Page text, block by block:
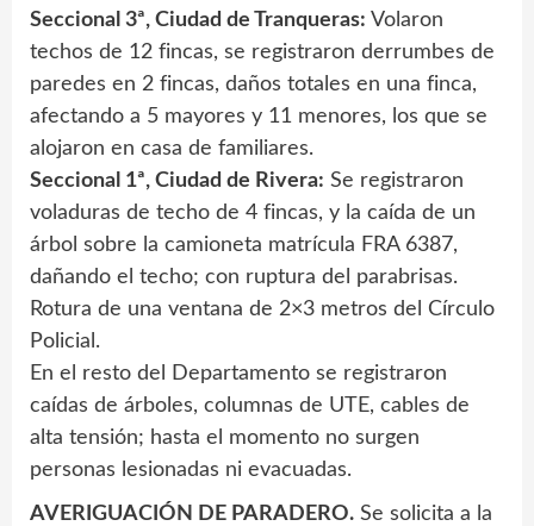
Seccional 3ª, Ciudad de Tranqueras: Volaron
techos de 12 fincas, se registraron derrumbes de
paredes en 2 fincas, daños totales en una finca,
afectando a 5 mayores y 11 menores, los que se
alojaron en casa de familiares.
Seccional 1ª, Ciudad de Rivera: Se registraron
voladuras de techo de 4 fincas, y la caída de un
árbol sobre la camioneta matrícula FRA 6387,
dañando el techo; con ruptura del parabrisas.
Rotura de una ventana de 2×3 metros del Círculo
Policial.
En el resto del Departamento se registraron
caídas de árboles, columnas de UTE, cables de
alta tensión; hasta el momento no surgen
personas lesionadas ni evacuadas.
AVERIGUACIÓN DE PARADERO. Se solicita a la